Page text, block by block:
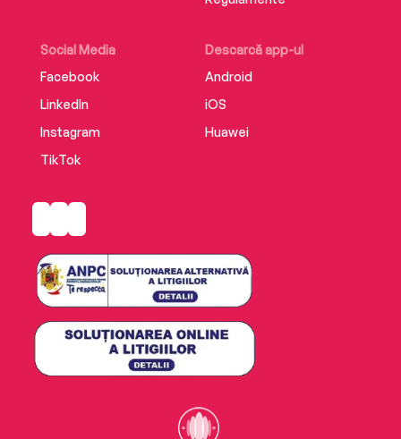
Social Media
Facebook
LinkedIn
Instagram
TikTok
Descarcă app-ul
Android
iOS
Huawei